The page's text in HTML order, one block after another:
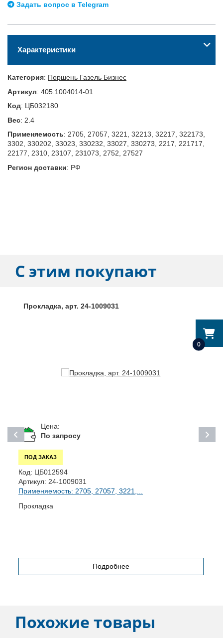
0
Задать вопрос в Telegram
Характеристики
Категория: Поршень Газель Бизнес
Артикул: 405.1004014-01
Код: ЦБ032180
Вес: 2.4
Применяемость: 2705, 27057, 3221, 32213, 32217, 322173,
3302, 330202, 33023, 330232, 33027, 330273, 2217, 221717,
22177, 2310, 23107, 231073, 2752, 27527
Регион доставки: РФ
С этим покупают
Прокладка, арт. 24-1009031
Цена:
По запросу
ПОД ЗАКАЗ
Код: ЦБ012594
Артикул: 24-1009031
Применяемость: 2705, 27057, 3221,...
Прокладка
Подробнее
Похожие товары